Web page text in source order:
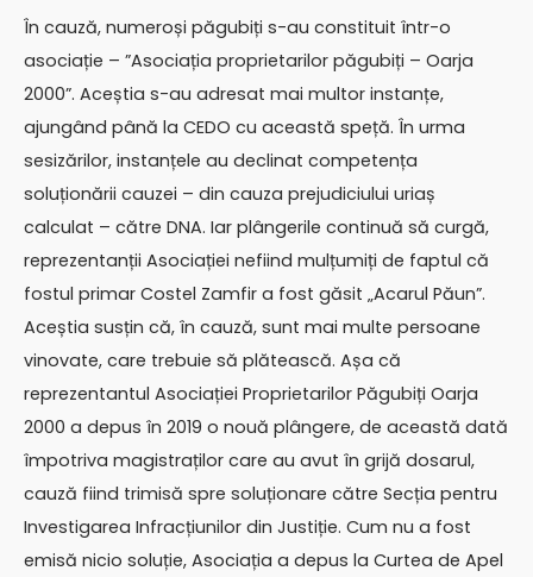
În cauză, numeroși păgubiți s-au constituit într-o
asociație – ”Asociația proprietarilor păgubiți – Oarja
2000”. Aceștia s-au adresat mai multor instanțe,
ajungând până la CEDO cu această speță. În urma
sesizărilor, instanțele au declinat competența
soluționării cauzei – din cauza prejudiciului uriaș
calculat – către DNA. Iar plângerile continuă să curgă,
reprezentanții Asociației nefiind mulțumiți de faptul că
fostul primar Costel Zamfir a fost găsit „Acarul Păun”.
Aceștia susțin că, în cauză, sunt mai multe persoane
vinovate, care trebuie să plătească. Așa că
reprezentantul Asociației Proprietarilor Păgubiți Oarja
2000 a depus în 2019 o nouă plângere, de această dată
împotriva magistraților care au avut în grijă dosarul,
cauză fiind trimisă spre soluționare către Secția pentru
Investigarea Infracțiunilor din Justiție. Cum nu a fost
emisă nicio soluție, Asociația a depus la Curtea de Apel